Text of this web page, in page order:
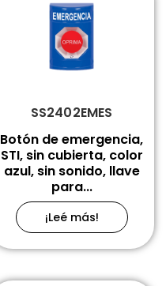
SS2402EMES
Botón de emergencia,
STI, sin cubierta, color
azul, sin sonido, llave
para...
¡Leé más!